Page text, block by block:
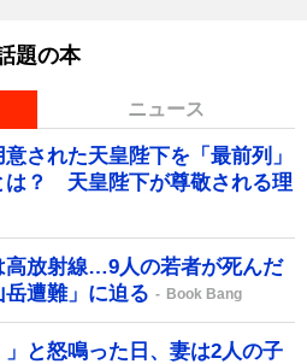
題の本
ニュース
された天皇陛下を「最前列」
は？ 天皇陛下が尊敬される理
高放射線…9人の若者が死んだ
岳遭難」に迫る
Book Bang
」と怒鳴った日、妻は2人の子